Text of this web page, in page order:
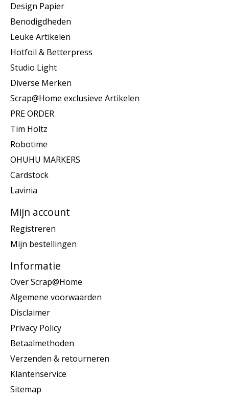
Design Papier
Benodigdheden
Leuke Artikelen
Hotfoil & Betterpress
Studio Light
Diverse Merken
Scrap@Home exclusieve Artikelen
PRE ORDER
Tim Holtz
Robotime
OHUHU MARKERS
Cardstock
Lavinia
Mijn account
Registreren
Mijn bestellingen
Informatie
Over Scrap@Home
Algemene voorwaarden
Disclaimer
Privacy Policy
Betaalmethoden
Verzenden & retourneren
Klantenservice
Sitemap